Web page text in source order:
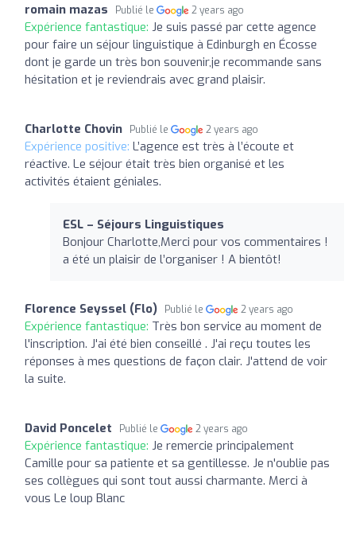
romain mazas Publié le 2 years ago
Expérience fantastique: Je suis passé par cette agence
pour faire un séjour linguistique à Edinburgh en Écosse
dont je garde un très bon souvenir,je recommande sans
hésitation et je reviendrais avec grand plaisir.
Charlotte Chovin Publié le 2 years ago
Expérience positive: L’agence est très à l’écoute et
réactive. Le séjour était très bien organisé et les
activités étaient géniales.
ESL – Séjours Linguistiques
Bonjour Charlotte,Merci pour vos commentaires !
a été un plaisir de l’organiser ! A bientôt!
Florence Seyssel (Flo) Publié le 2 years ago
Expérience fantastique: Très bon service au moment de
l'inscription. J'ai été bien conseillé . J'ai reçu toutes les
réponses à mes questions de façon clair. J'attend de voir
la suite.
David Poncelet Publié le 2 years ago
Expérience fantastique: Je remercie principalement
Camille pour sa patiente et sa gentillesse. Je n'oublie pas
ses collègues qui sont tout aussi charmante. Merci à
vous Le loup Blanc